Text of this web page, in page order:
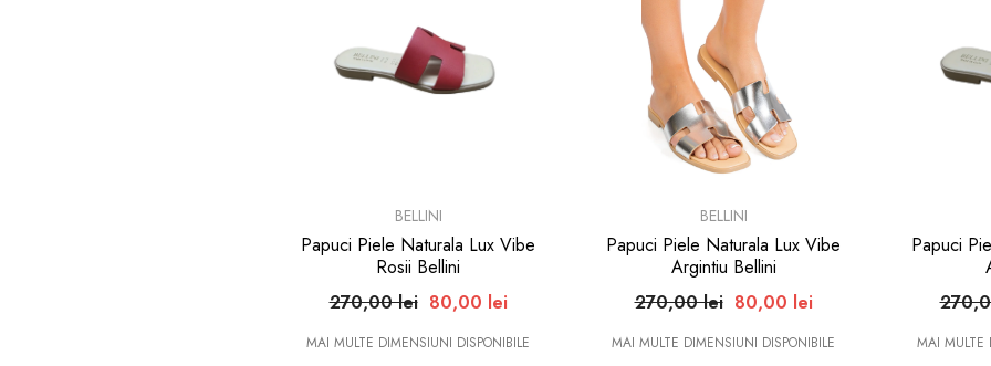
BELLINI
Papuci Piele Naturala Lux Vibe
Rosii Bellini
270,00 lei 80,00 lei
MAI MULTE DIMENSIUNI DISPONIBILE
BELLINI
Papuci Piele Naturala Lux Vibe
Argintiu Bellini
270,00 lei 80,00 lei
MAI MULTE DIMENSIUNI DISPONIBILE
Papuci
MAI MULTE